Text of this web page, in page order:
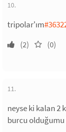
10.
tripolar'ım
(2) (0)
11.
neyse ki kalan 2
burcu olduğumu